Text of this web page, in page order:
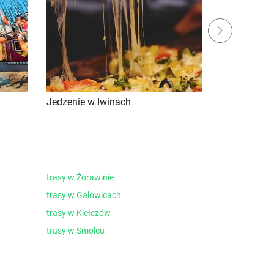
Jedzenie w Iwinach
Next
trasy w Żórawinie
trasy w Galowicach
trasy w Kiełczów
trasy w Smolcu